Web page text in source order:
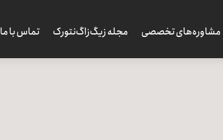
مشاوره‌های تخصصی مجله زیگ‌زاگ‌نتورک تماس با ما